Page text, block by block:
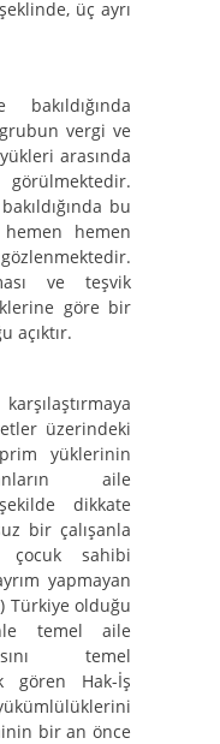
üç ayrı
vergi ve
arasında
bu
hemen
ve teşvik
göre bir
açıktır.
üzerindeki
yüklerinin
aile
dikkate
bir çalışanla
çocuk sahibi
yapmayan
Türkiye olduğu
temel aile
temel
gören Hak-İş
bir an önce